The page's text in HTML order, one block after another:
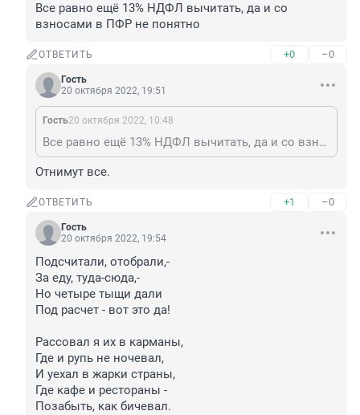
Все равно ещё 13% НДФЛ вычитать, да и со
взносами в ПФР не понятно
ОТВЕТИТЬ +0 –0
Гость
20 октября 2022, 19:51
Гость20 октября 2022, 10:48
Все равно ещё 13% НДФЛ вычитать, да и со взносами в ПФР не понятно
Отнимут все.
ОТВЕТИТЬ +1 –0
Гость
20 октября 2022, 19:54
Подсчитали, отобрали,-
За еду, туда-сюда,-
Но четыре тыщи дали
Под расчет - вот это да!
Рассовал я их в карманы,
Где и рупь не ночевал,
И уехал в жарки страны,
Где кафе и рестораны -
Позабыть, как бичевал.